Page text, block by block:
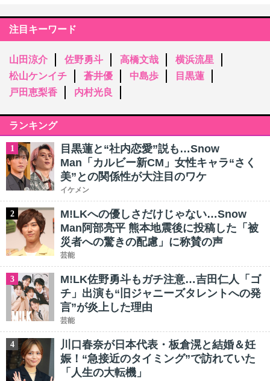
注目キーワード
山田涼介 佐野勇斗 高橋文哉
横浜流星
松山ケンイチ
蒼井優 中島歩
目黒蓮
戸田恵梨香
内村光良
ランキング
1
目黒蓮と“社内恋愛”説も…Snow
Man「カルビー新CM」女性キャラ“さく
美”との関係性が大注目のワケ
イケメン
2
M!LKへの優しさだけじゃない…Snow
Man阿部亮平 熊本地震後に投稿した「被
災者への驚きの配慮」に称賛の声
芸能
3
M!LK佐野勇斗もガチ注意…吉田仁人「ゴ
チ」出演も“旧ジャニーズタレントへの発
言”が炎上した理由
芸能
4
川口春奈が日本代表・板倉滉と結婚＆妊
娠！“急接近のタイミング”で訪れていた
「人生の大転機」